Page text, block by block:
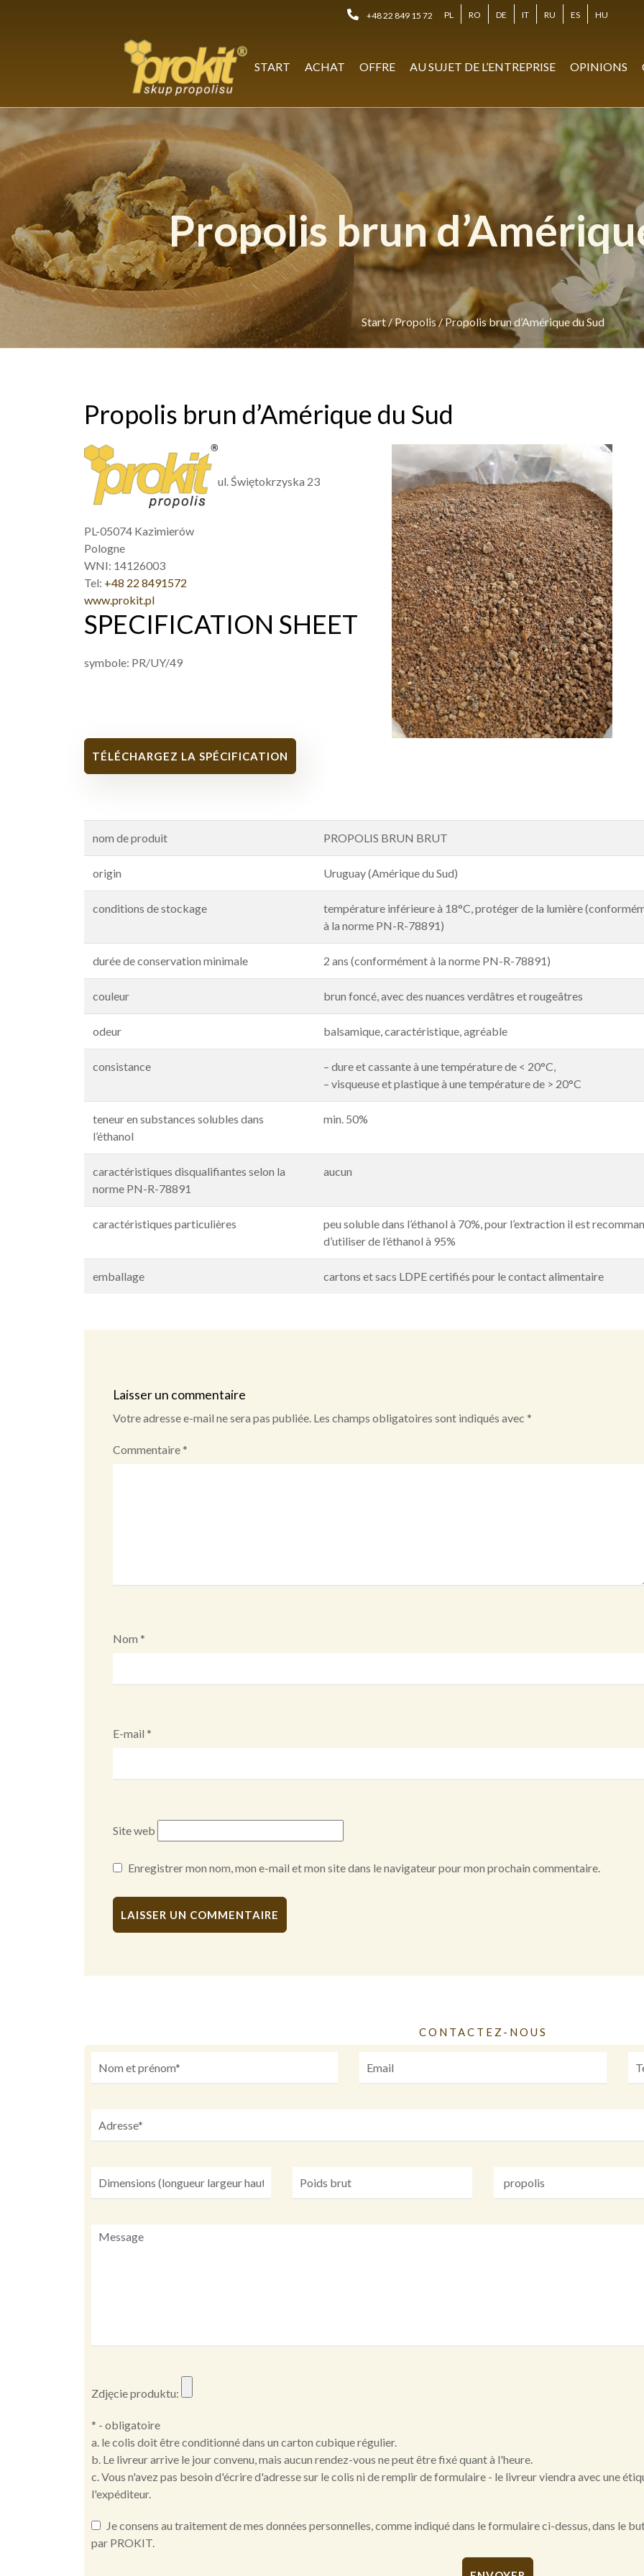
START
ACHAT OFFRE AU SUJET DE L’ENTREPRISE OPINIONS
+48 22 849 15 72 PL RO DE IT RU ES HU
Propolis brun
Start/Propolis/Propolis brun d’Amérique du Sud
Propolis brun d’Amérique du Sud
ul. Świętokrzyska 23
PL-05074 Kazimierów
Pologne
WNI: 14126003
Tel: +48 22 8491572
www.prokit.pl
SPECIFICATION SHEET
symbole: PR/UY/49
TÉLÉCHARGEZ LA SPÉCIFICATION
nom de produit PROPOLIS BRUN BRUT
origin Uruguay (Amérique du Sud)
conditions de stockage
température inférieure à 18°C, protéger de la lumière
à la norme PN-R-78891)
durée de conservation minimale 2 ans (conformément à la norme PN-R-78891)
couleur brun foncé, avec des nuances verdâtres et rougeâtres
odeur balsamique, caractéristique, agréable
consistance
– dure et cassante à une température de < 20°C,
– visqueuse et plastique à une température de > 20°C
teneur en substances solubles dans
l’éthanol
min. 50%
caractéristiques disqualifiantes selon la
norme PN-R-78891
aucun
caractéristiques particulières
peu soluble dans l’éthanol à 70%, pour l’extraction il est
d’utiliser de l’éthanol à 95%
emballage cartons et sacs LDPE certifiés pour le contact alimentaire
Laisser un commentaire
Votre adresse e-mail ne sera pas publiée. Les champs obligatoires sont indiqués avec *
Commentaire*
Nom *
E-mail *
Site web
Enregistrer mon nom, mon e-mail et mon site dans le navigateur pour mon prochain commentaire.
CONTACTEZ-NOUS
Zdjęcie produktu:
* - obligatoire
a. le colis doit être conditionné dans un carton cubique régulier.
b. Le livreur arrive le jour convenu, mais aucun rendez-vous ne peut être fixé quant à l'heure.
c. Vous n'avez pas besoin d'écrire d'adresse sur le colis ni de remplir de formulaire - le livreur viendra avec une
l'expéditeur.
Je consens au traitement de mes données personnelles, comme indiqué dans le formulaire ci-dessus, dans le
par PROKIT.